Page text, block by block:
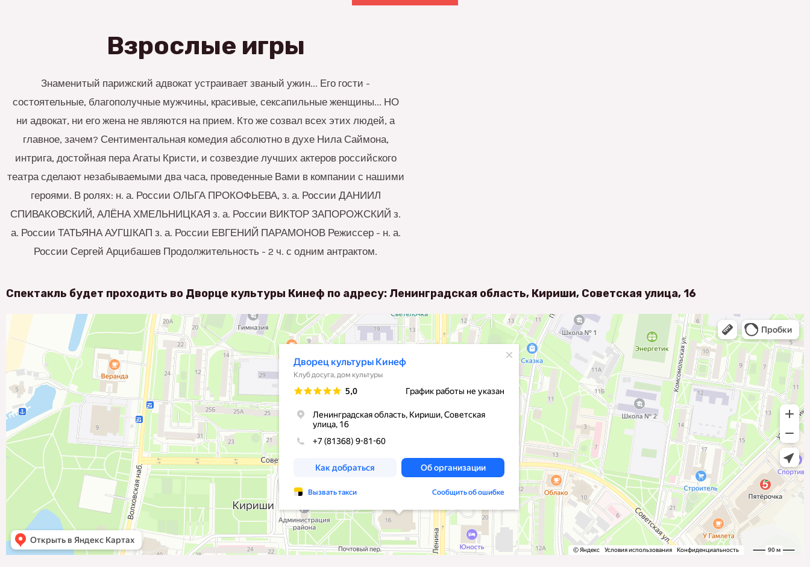
Взрослые игры
Знаменитый парижский адвокат устраивает званый ужин... Его гости -
состоятельные, благополучные мужчины, красивые, сексапильные женщины... НО
ни адвокат, ни его жена не являются на прием. Кто же созвал всех этих людей, а
главное, зачем? Сентиментальная комедия абсолютно в духе Нила Саймона,
интрига, достойная пера Агаты Кристи, и созвездие лучших актеров российского
театра сделают незабываемыми два часа, проведенные Вами в компании с нашими
героями. В ролях: н. а. России ОЛЬГА ПРОКОФЬЕВА, з. а. России ДАНИИЛ
СПИВАКОВСКИЙ, АЛЁНА ХМЕЛЬНИЦКАЯ з. а. России ВИКТОР ЗАПОРОЖСКИЙ з.
а. России ТАТЬЯНА АУГШКАП з. а. России ЕВГЕНИЙ ПАРАМОНОВ Режиссер - н. а.
России Сергей Арцибашев Продолжительность - 2 ч. с одним антрактом.
Спектакль будет проходить во Дворце культуры Кинеф по адресу: Ленинградская область, Кириши, Советская улица, 16
Дворец Культуры Кинеф
Клуб досуга в Киришах
Дом культуры в Киришах